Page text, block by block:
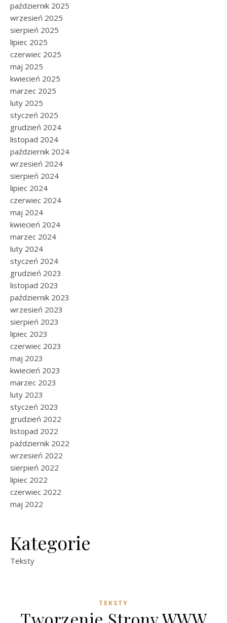
październik 2025
wrzesień 2025
sierpień 2025
lipiec 2025
czerwiec 2025
maj 2025
kwiecień 2025
marzec 2025
luty 2025
styczeń 2025
grudzień 2024
listopad 2024
październik 2024
wrzesień 2024
sierpień 2024
lipiec 2024
czerwiec 2024
maj 2024
kwiecień 2024
marzec 2024
luty 2024
styczeń 2024
grudzień 2023
listopad 2023
październik 2023
wrzesień 2023
sierpień 2023
lipiec 2023
czerwiec 2023
maj 2023
kwiecień 2023
marzec 2023
luty 2023
styczeń 2023
grudzień 2022
listopad 2022
październik 2022
wrzesień 2022
sierpień 2022
lipiec 2022
czerwiec 2022
maj 2022
Kategorie
Teksty
TEKSTY